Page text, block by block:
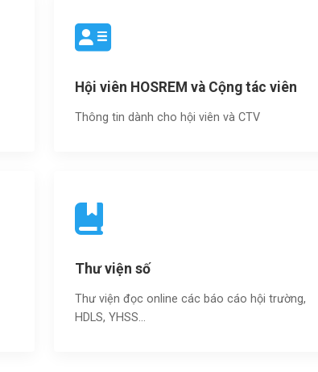
Hội viên HOSREM và Cộng tác viên
Thông tin dành cho hội viên và CTV
Thư viện số
Thư viện đọc online các báo cáo hội trường,
HDLS, YHSS…